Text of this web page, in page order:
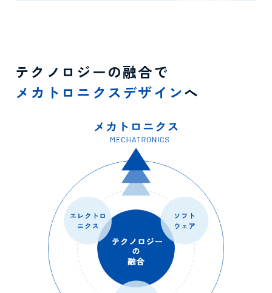
テクノロジーの融合で
メカトロニクスデザインへ